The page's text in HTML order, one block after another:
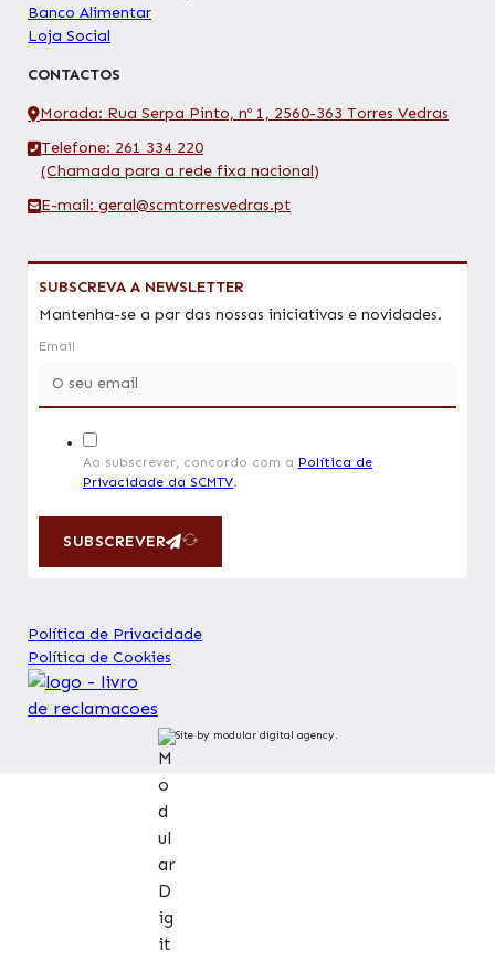
Banco Alimentar
Loja Social
CONTACTOS
Morada: Rua Serpa Pinto, nº 1, 2560-363 Torres Vedras
Telefone: 261 334 220
(Chamada para a rede fixa nacional)
E-mail: geral@scmtorresvedras.pt
SUBSCREVA A NEWSLETTER
Mantenha-se a par das nossas iniciativas e novidades.
Email
Ao subscrever, concordo com a Política de
Privacidade da SCMTV.
SUBSCREVER
Política de Privacidade
Política de Cookies
Site by modular digital agency.